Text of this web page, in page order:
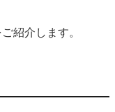
紹介します。